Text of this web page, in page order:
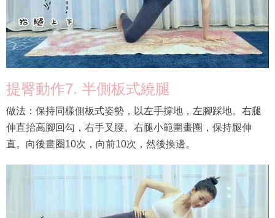
提臀動作7. 半側板式繞腿
做法：保持同樣側板式姿勢，以左手撐地，左腳踩地。右腿
伸直抬高腳回勾，右手叉腰。右腿小範圍畫圈，保持腿伸
直。向後畫圈10次，向前10次，然後換邊。